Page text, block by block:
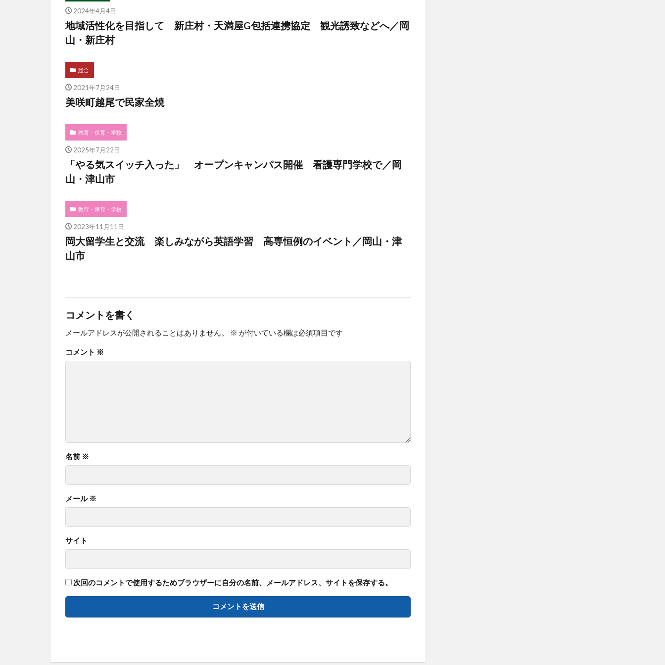
2024年4月4日
地域活性化を目指して 新庄村・天満屋G包括連携協定 観光誘致などへ／岡
山・新庄村
総合
2021年7月24日
美咲町越尾で民家全焼
教育・保育・学校
2025年7月22日
「やる気スイッチ入った」 オープンキャンパス開催 看護専門学校で／岡
山・津山市
教育・保育・学校
2023年11月11日
岡大留学生と交流 楽しみながら英語学習 高専恒例のイベント／岡山・津
山市
コメントを書く
メールアドレスが公開されることはありません。 ※ が付いている欄は必須項目です
コメント ※
名前 ※
メール ※
サイト
次回のコメントで使用するためブラウザーに自分の名前、メールアドレス、サイトを保存する。